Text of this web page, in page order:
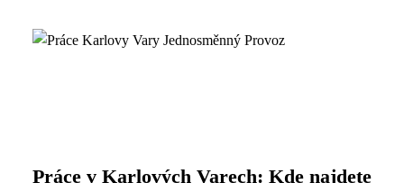
Práce v Karlových Varech: Kde najdete